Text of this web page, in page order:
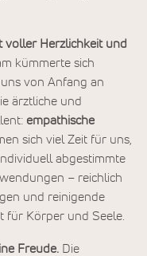
voller Herzlichkeit und
kümmerte sich
von Anfang an
ärztliche und
empathische
sich viel Zeit für uns,
abgestimmte
– reichlich
und reinigende
für Körper und Seele.
Freude. Die